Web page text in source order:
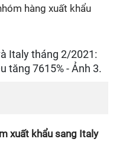
hàng xuất khẩu
xuất khẩu sang Italy